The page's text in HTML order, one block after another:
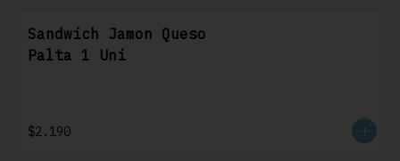
Sandwich Jamon Queso
Palta 1 Uni
$2.190